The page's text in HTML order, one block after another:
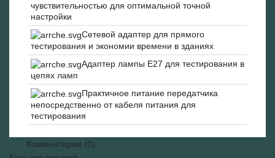
чувствительностью для оптимальной точной
настройки
Сетевой адаптер для прямого
тестирования и экономии времени в зданиях
Адаптер лампы E27 для тестирования в
цепях ламп
Практичное питание передатчика
непосредственно от кабеля питания для
тестирования
Комментарии (0)